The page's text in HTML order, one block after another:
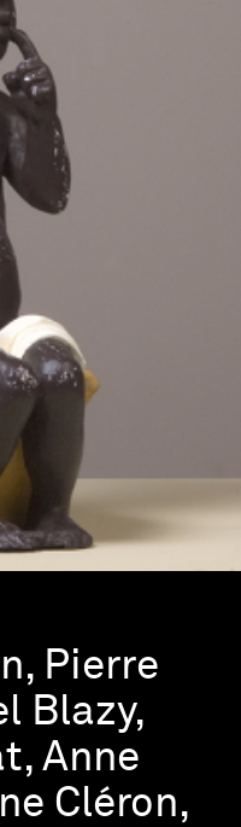
Pierre
Blazy,
Anne
Cléron,